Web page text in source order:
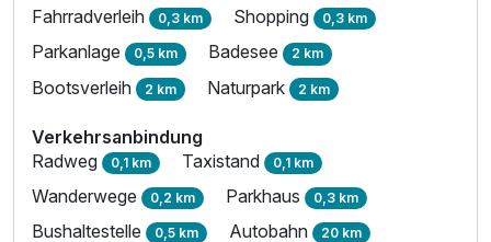
Fahrradverleih 0,3 km Shopping 0,3 km
Parkanlage 0,5 km Badesee 2 km
Bootsverleih 2 km Naturpark 2 km
Verkehrsanbindung
Radweg 0,1 km Taxistand 0,1 km
Wanderwege 0,2 km Parkhaus 0,3 km
Bushaltestelle 0,5 km Autobahn 20 km